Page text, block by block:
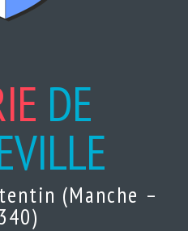
DE
(Manche –